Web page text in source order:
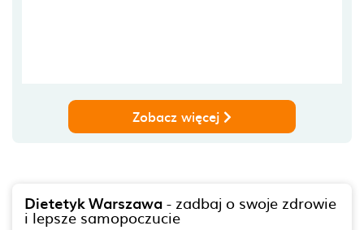
Zobacz więcej
Dietetyk Warszawa- zadbaj o swoje zdrowie
i lepsze samopoczucie